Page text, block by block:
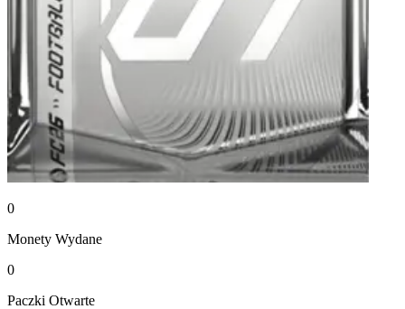
0
Monety Wydane
0
Paczki Otwarte